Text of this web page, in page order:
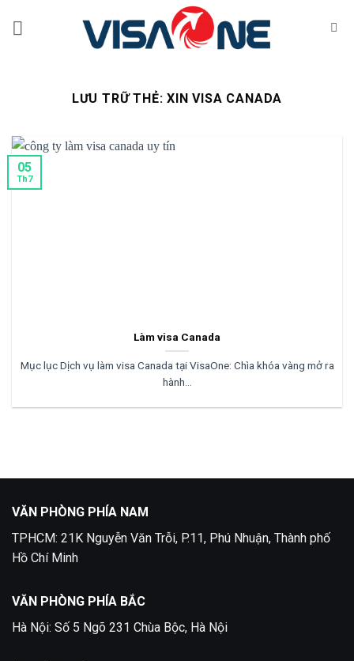
LƯU TRỮ THẺ:XIN VISA CANADA
Làm visa Canada
Mục lục Dịch vụ làm visa Canada tại VisaOne: Chìa khóa vàng mở ra
hành...
05
Th7
VĂN PHÒNG PHÍA NAM
TPHCM: 21K Nguyễn Văn Trỗi, P.11, Phú Nhuận, Thành phố
Hồ Chí Minh
VĂN PHÒNG PHÍA BẮC
Hà Nội: Số 5 Ngõ 231 Chùa Bộc, Hà Nội